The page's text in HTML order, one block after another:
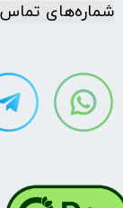
شماره‌‌های